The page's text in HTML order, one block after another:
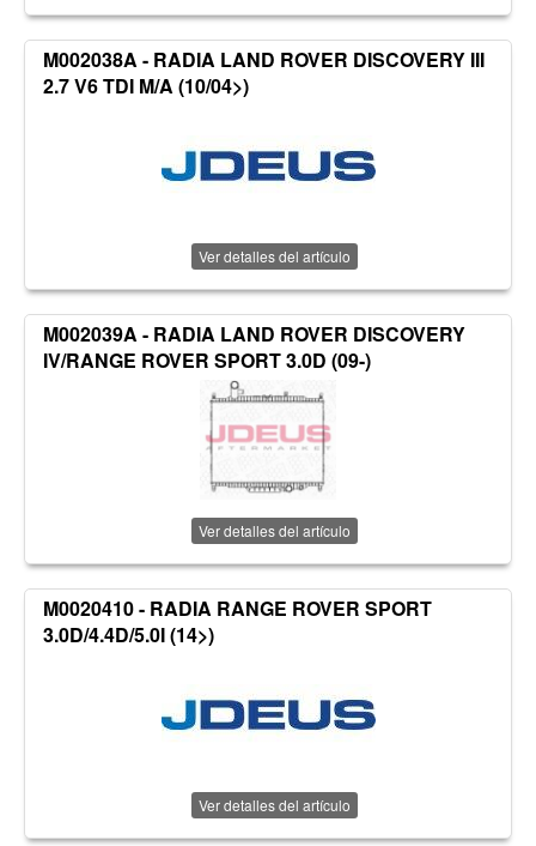
M002038A - RADIA LAND ROVER DISCOVERY III
2.7 V6 TDI M/A (10/04>)
Ver detalles del artículo
M002039A - RADIA LAND ROVER DISCOVERY
IV/RANGE ROVER SPORT 3.0D (09-)
Ver detalles del artículo
M0020410 - RADIA RANGE ROVER SPORT
3.0D/4.4D/5.0I (14>)
Ver detalles del artículo